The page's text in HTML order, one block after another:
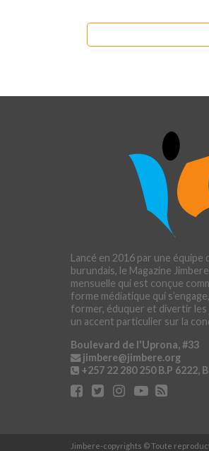
Lancé en 2016 par une
burundais, le Magazine
mensuelle qui est conçue
forme médiatique qui
former, éduquer et divertir les
un accent particulier sur la
Boulevard de l'Uprona, #33
jimbere@jimbere.org
+257 22 280 250 B.P 6222,
Jimbere-copyrights © Toute